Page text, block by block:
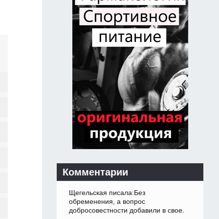
Комментарии
Щегельская писала:Без
обременения, а вопрос
добросовестности добавили в свое.